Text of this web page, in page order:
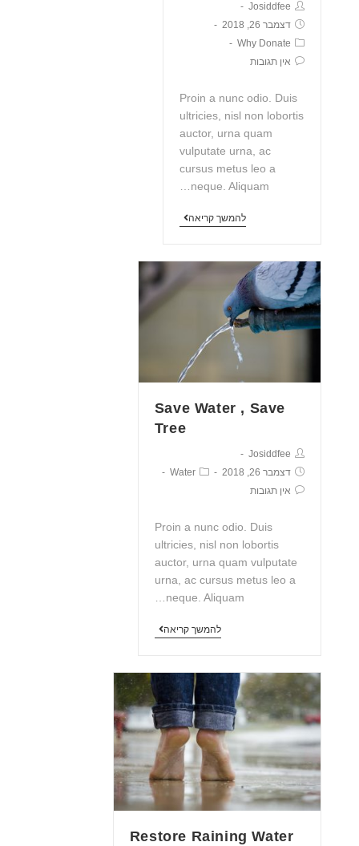
Josiddfee
דצמבר 26, 2018
Why Donate
אין תגובות
Proin a nunc odio. Duis
ultricies, nisl non lobortis
auctor, urna quam
vulputate urna, ac
cursus metus leo a
neque. Aliquam…
להמשך קריאה
Save Water , Save
Tree
Josiddfee
דצמבר 26, 2018
Water
אין תגובות
Proin a nunc odio. Duis
ultricies, nisl non lobortis
auctor, urna quam vulputate
urna, ac cursus metus leo a
neque. Aliquam…
להמשך קריאה
Restore Raining Water